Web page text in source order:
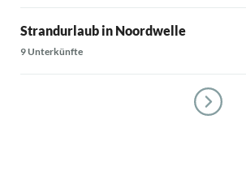
Strandurlaub in Noordwelle
9 Unterkünfte